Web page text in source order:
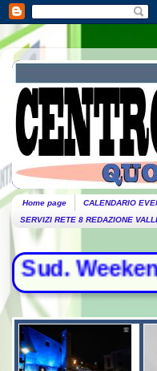
Home page CALENDARIO
SERVIZI RETE 8 REDAZIONE
da